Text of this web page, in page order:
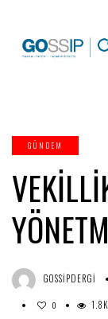
GÜNDEM
GOSSIPDERGI
0 1.8K